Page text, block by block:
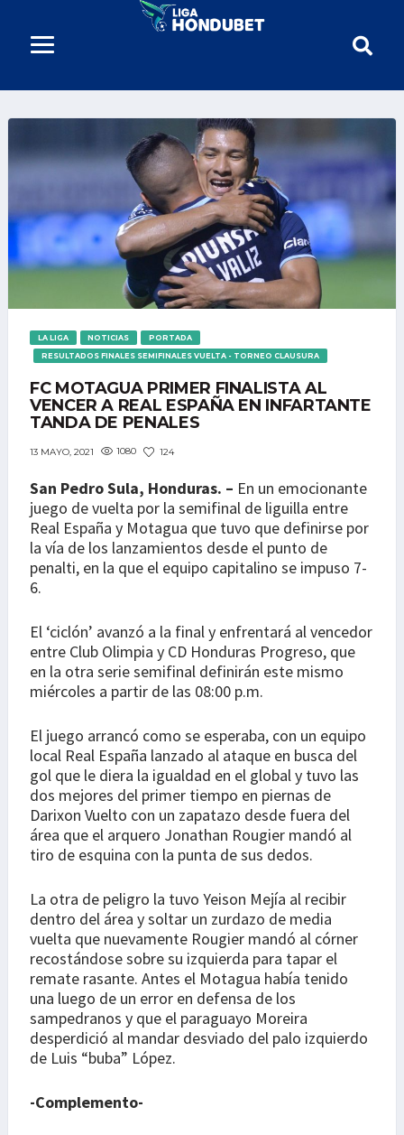
LA LIGA NOTICIAS
PORTADA
RESULTADOS FINALES SEMIFINALES VUELTA - TORNEO CLAUSURA
FC MOTAGUA PRIMER FINALISTA AL
VENCER A REAL ESPAÑA EN INFARTANTE
TANDA DE PENALES
13 MAYO, 2021 1080 124
San Pedro Sula, Honduras. – En un emocionante
juego de vuelta por la semifinal de liguilla entre
Real España y Motagua que tuvo que definirse por
la vía de los lanzamientos desde el punto de
penalti, en la que el equipo capitalino se impuso 7-
6.
El ‘ciclón’ avanzó a la final y enfrentará al vencedor
entre Club Olimpia y CD Honduras Progreso, que
en la otra serie semifinal definirán este mismo
miércoles a partir de las 08:00 p.m.
El juego arrancó como se esperaba, con un equipo
local Real España lanzado al ataque en busca del
gol que le diera la igualdad en el global y tuvo las
dos mejores del primer tiempo en piernas de
Darixon Vuelto con un zapatazo desde fuera del
área que el arquero Jonathan Rougier mandó al
tiro de esquina con la punta de sus dedos.
La otra de peligro la tuvo Yeison Mejía al recibir
dentro del área y soltar un zurdazo de media
vuelta que nuevamente Rougier mandó al córner
recostándose sobre su izquierda para tapar el
remate rasante. Antes el Motagua había tenido
una luego de un error en defensa de los
sampedranos y que el paraguayo Moreira
desperdició al mandar desviado del palo izquierdo
de Luis “buba” López.
-Complemento-